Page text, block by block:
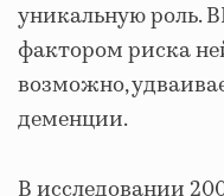
уникальную роль.
фактором риска
возможно,
деменции.